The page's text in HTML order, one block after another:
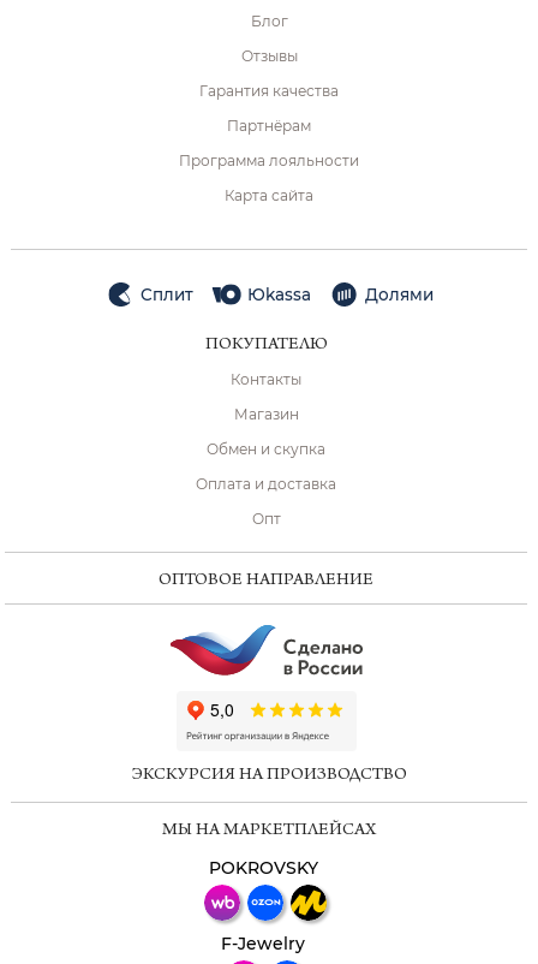
Блог
Отзывы
Гарантия качества
Партнёрам
Программа лояльности
Карта сайта
Сплит Юkassa Долями
ПОКУПАТЕЛЮ
Контакты
Магазин
Обмен и скупка
Оплата и доставка
Опт
ОПТОВОЕ НАПРАВЛЕНИЕ
ЭКСКУРСИЯ НА ПРОИЗВОДСТВО
МЫ НА МАРКЕТПЛЕЙСАХ
POKROVSKY
F-Jewelry